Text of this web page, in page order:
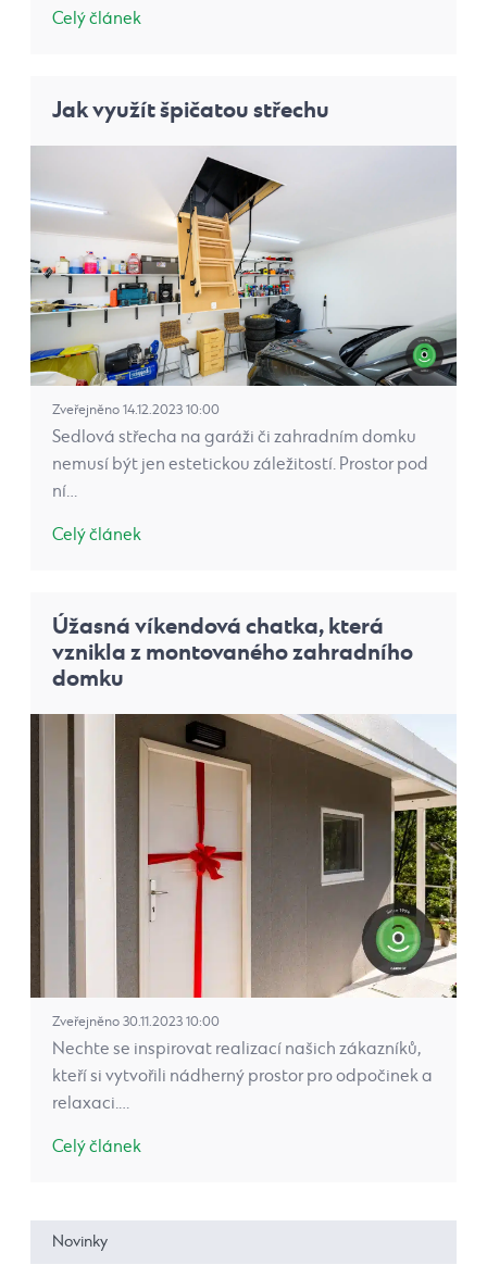
Celý článek
Jak využít špičatou střechu
Zveřejněno 14.12.2023 10:00
Sedlová střecha na garáži či zahradním domku
nemusí být jen estetickou záležitostí. Prostor pod
ní…
Celý článek
Úžasná víkendová chatka, která
vznikla z montovaného zahradního
domku
Zveřejněno 30.11.2023 10:00
Nechte se inspirovat realizací našich zákazníků,
kteří si vytvořili nádherný prostor pro odpočinek a
relaxaci.…
Celý článek
Novinky